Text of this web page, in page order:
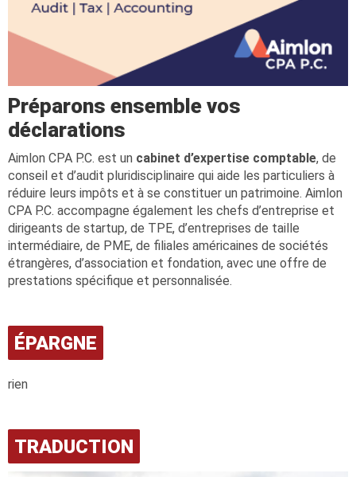
Préparons ensemble vos
déclarations
Aimlon CPA P.C. est un cabinet d’expertise comptable, de
conseil et d’audit pluridisciplinaire qui aide les particuliers à
réduire leurs impôts et à se constituer un patrimoine. Aimlon
CPA P.C. accompagne également les chefs d’entreprise et
dirigeants de startup, de TPE, d’entreprises de taille
intermédiaire, de PME, de filiales américaines de sociétés
étrangères, d’association et fondation, avec une offre de
prestations spécifique et personnalisée.
ÉPARGNE
rien
TRADUCTION